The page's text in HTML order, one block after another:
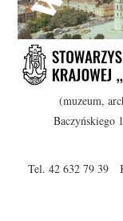
(muzeum,
Baczyńskiego
Tel. 42 632 79 39